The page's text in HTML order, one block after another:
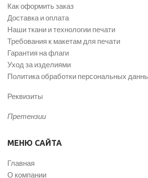
Как оформить заказ
Доставка и оплата
Наши ткани и технологии печати
Требования к макетам для печати
Гарантия на флаги
Уход за изделиями
Политика обработки персональных
Реквизиты
Претензии
МЕНЮ САЙТА
Главная
О компании